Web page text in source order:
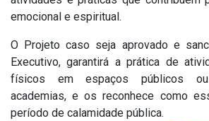
emocional e espiritual.
O Projeto caso seja aprovado e
Executivo, garantirá a prática de
físicos em espaços públicos
academias, e os reconhece como
período de calamidade pública.